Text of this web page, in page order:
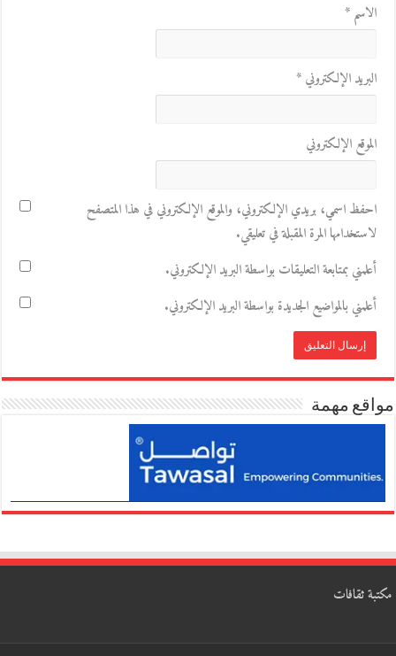
الاسم*
البريد الإلكتروني*
الموقع الإلكتروني
احفظ اسمي، بريدي الإلكتروني، والموقع الإلكتروني في هذا المتصفح
لاستخدامها المرة المقبلة في تعليقي.
أعلمني بمتابعة التعليقات بواسطة البريد الإلكتروني.
أعلمني بالمواضيع الجديدة بواسطة البريد الإلكتروني.
مواقع مهمة
مكتبة ثقافات